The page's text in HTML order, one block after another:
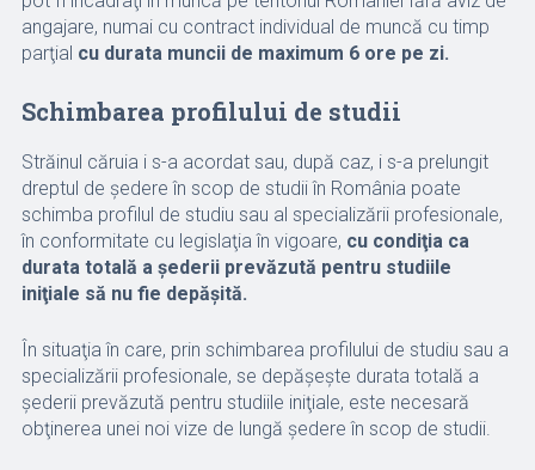
angajare, numai cu contract individual de muncă cu timp
parţial cu durata muncii de maximum 6 ore pe zi.
Schimbarea profilului de studii
Străinul căruia i s-a acordat sau, după caz, i s-a prelungit
dreptul de şedere în scop de studii în România poate
schimba profilul de studiu sau al specializării profesionale,
în conformitate cu legislaţia în vigoare, cu condiţia ca
durata totală a şederii prevăzută pentru studiile
iniţiale să nu fie depăşită.
În situaţia în care, prin schimbarea profilului de studiu sau a
specializării profesionale, se depăşeşte durata totală a
şederii prevăzută pentru studiile iniţiale, este necesară
obţinerea unei noi vize de lungă şedere în scop de studii.